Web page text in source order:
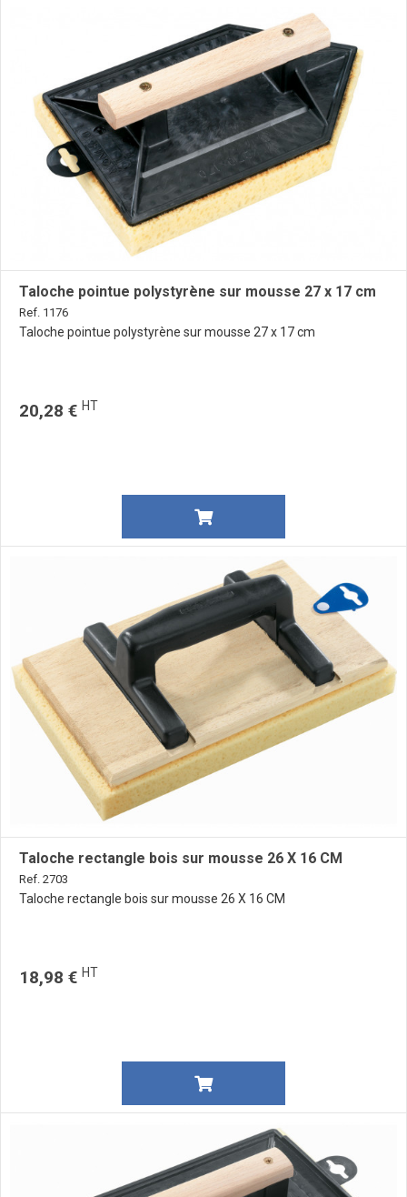
Taloche pointue polystyrène sur mousse 27 x 17 cm
Ref. 1176
Taloche pointue polystyrène sur mousse 27 x 17 cm
20,28 € HT
Taloche rectangle bois sur mousse 26 X 16 CM
Ref. 2703
Taloche rectangle bois sur mousse 26 X 16 CM
18,98 € HT